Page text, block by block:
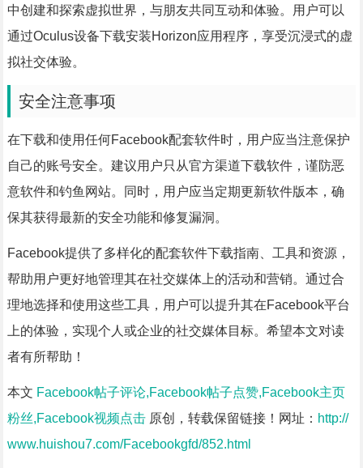
中创建和探索虚拟世界，与朋友共同互动和体验。用户可以
通过Oculus设备下载安装Horizon应用程序，享受沉浸式的虚
拟社交体验。
安全注意事项
在下载和使用任何Facebook配套软件时，用户应当注意保护
自己的账号安全。建议用户只从官方渠道下载软件，谨防恶
意软件和钓鱼网站。同时，用户应当定期更新软件版本，确
保其获得最新的安全功能和修复漏洞。
Facebook提供了多样化的配套软件下载指南、工具和资源，
帮助用户更好地管理其在社交媒体上的活动和营销。通过合
理地选择和使用这些工具，用户可以提升其在Facebook平台
上的体验，实现个人或企业的社交媒体目标。希望本文对读
者有所帮助！
本文 Facebook帖子评论,Facebook帖子点赞,Facebook主页
粉丝,Facebook视频点击原创，转载保留链接！网址： http://
www.huishou7.com/Facebookgfd/852.html